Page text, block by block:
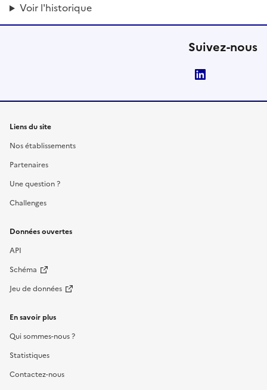
Voir l'historique
Suivez-nous
Liens du site
Nos établissements
Partenaires
Une question ?
Challenges
Données ouvertes
API
Schéma
Jeu de données
En savoir plus
Qui sommes-nous ?
Statistiques
Contactez-nous